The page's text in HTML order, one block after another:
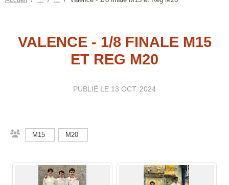
VALENCE - 1/8 FINALE M15
ET REG M20
PUBLIÉ LE 13 OCT. 2024
M15 M20